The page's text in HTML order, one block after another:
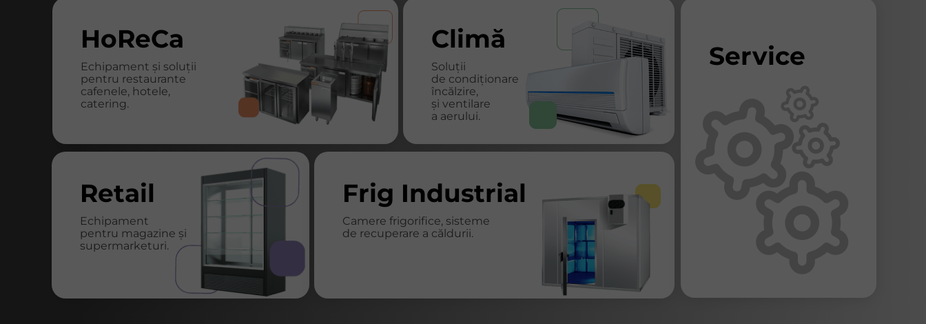
HoReCa
Echipament și soluții
pentru restaurante
cafenele, hotele,
catering.
Climă
Soluții
de condiționare
încălzire,
și ventilare
a aerului.
Retail
Echipament
pentru magazine și
supermarketuri.
Frig Industrial
Camere frigorifice, sisteme
de recuperare a căldurii.
Service